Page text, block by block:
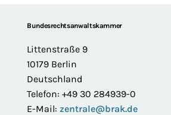
FooterBundesrechtsanwaltskammer
Littenstraße 9
10179 Berlin
Deutschland
Telefon: +49 30 284939-0
E-Mail: zentrale@brak.de